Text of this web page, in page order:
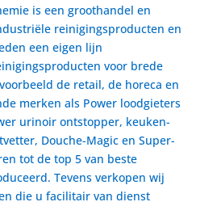
is een groothandel en
reinigingsproducten en
een eigen lijn
voor brede
de retail, de horeca en
merken als Power loodgieters
urinoir ontstopper, keuken-
Douche-Magic en Super-
tot de top 5 van beste
Tevens verkopen wij
die u facilitair van dienst